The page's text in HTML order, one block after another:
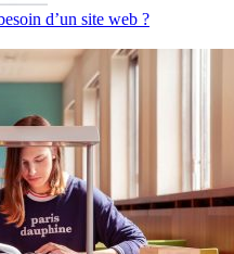
d’un site web ?